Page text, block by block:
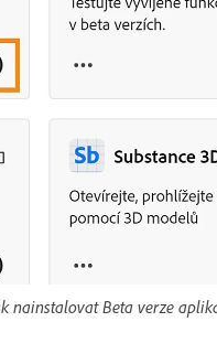
nainstalovat Beta verze